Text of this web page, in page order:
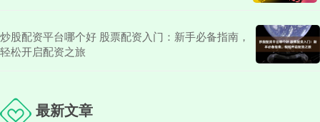
炒股配资平台哪个好 股票配资入门：新手必备指南，
轻松开启配资之旅
最新文章